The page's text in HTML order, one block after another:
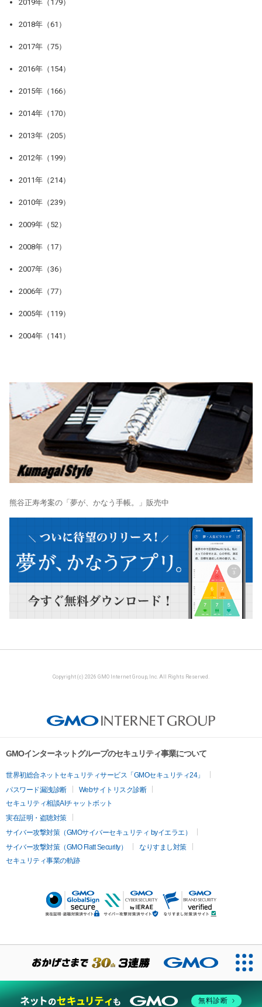
2019年（179）
2018年（61）
2017年（75）
2016年（154）
2015年（166）
2014年（170）
2013年（205）
2012年（199）
2011年（214）
2010年（239）
2009年（52）
2008年（17）
2007年（36）
2006年（77）
2005年（119）
2004年（141）
熊谷正寿考案の「夢が、かなう手帳。」販売中
Copyright (c) 2026 GMO Internet Group, Inc. All Rights Reserved.
GMOインターネットグループのセキュリティ事業について
世界初総合ネットセキュリティサービス「GMOセキュリティ24」
パスワード漏洩診断
Webサイトリスク診断
セキュリティ相談AIチャットボット
実在証明・盗聴対策
サイバー攻撃対策（GMOサイバーセキュリティ byイエラエ）
サイバー攻撃対策（GMO Flatt Security）
なりすまし対策
セキュリティ事業の軌跡
無料診断